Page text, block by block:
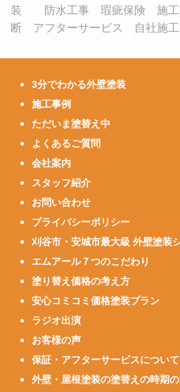
装 防水工事 瑕疵保険 施工
断 アフターサービス 自社施
3分でわかる外壁塗装
施工事例
ただいま塗替え中
よくあるご質問
会社案内
スタッフ紹介
お問い合わせ
プライバシーポリシー
刈谷市・安城市最大級 外壁塗装
エムアール７つのこだわり
塗り替え価格の考え方
安心コミコミ価格塗装プラン
ラジオ出演
お客様の声
保証・アフターサービスについて
外壁・屋根塗装の塗替えの時期